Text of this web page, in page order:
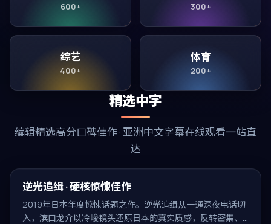
600+ 300+
综艺
400+
体育
200+
精选中字
编辑精选高分口碑佳作 · 亚洲中文字幕在线观看一站直
达
精选
逆光追缉 · 硬核惊悚佳作
2019年日本年度惊悚话题之作。逆光追缉从一通深夜电话切
入，滨口龙介以冷峻镜头还原日本的真实质感，反转密集、